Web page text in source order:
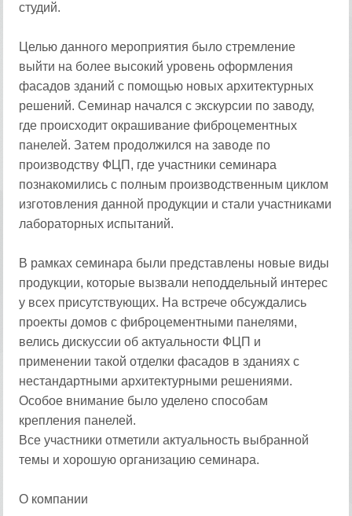
студий.
Целью данного мероприятия было стремление
выйти на более высокий уровень оформления
фасадов зданий с помощью новых архитектурных
решений. Семинар начался с экскурсии по заводу,
где происходит окрашивание фиброцементных
панелей. Затем продолжился на заводе по
производству ФЦП, где участники семинара
познакомились с полным производственным циклом
изготовления данной продукции и стали участниками
лабораторных испытаний.
В рамках семинара были представлены новые виды
продукции, которые вызвали неподдельный интерес
у всех присутствующих. На встрече обсуждались
проекты домов с фиброцементными панелями,
велись дискуссии об актуальности ФЦП и
применении такой отделки фасадов в зданиях с
нестандартными архитектурными решениями.
Особое внимание было уделено способам
крепления панелей.
Все участники отметили актуальность выбранной
темы и хорошую организацию семинара.
О компании